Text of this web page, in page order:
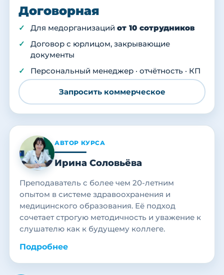
Договорная
Для медорганизаций от 10 сотрудников
Договор с юрлицом, закрывающие
документы
Персональный менеджер · отчётность · КП
Запросить коммерческое
АВТОР КУРСА
Ирина Соловьёва
Преподаватель с более чем 20-летним
опытом в системе здравоохранения и
медицинского образования. Её подход
сочетает строгую методичность и уважение к
слушателю как к будущему коллеге.
Подробнее